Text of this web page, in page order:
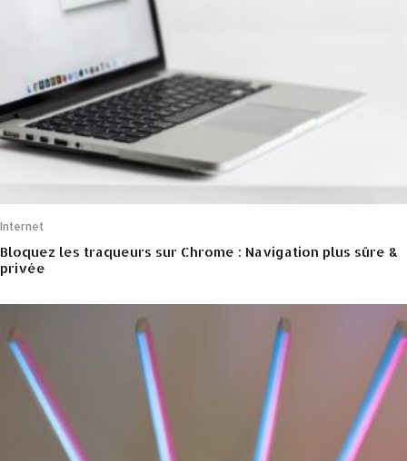
Internet
Bloquez les traqueurs sur Chrome : Navigation plus sûre &
privée